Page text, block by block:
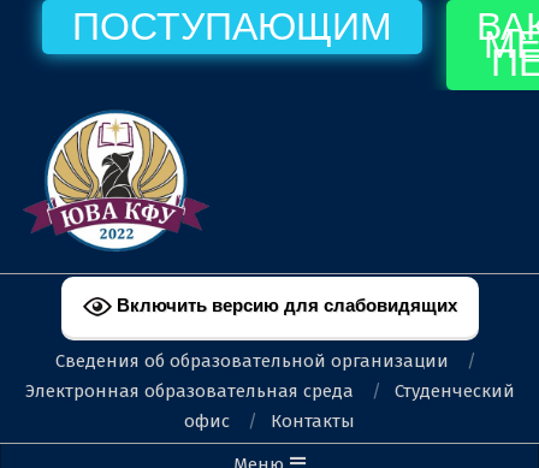
ПОСТУПАЮЩИМ
ФЕОДОСИЙСКИЙ
ФИЛИАЛ
КФУ
ИМ.
В.И.
Включить версию для слабовидящих
Сведения об образовательной организации
Электронная образовательная среда
Студенческий
офис
Контакты